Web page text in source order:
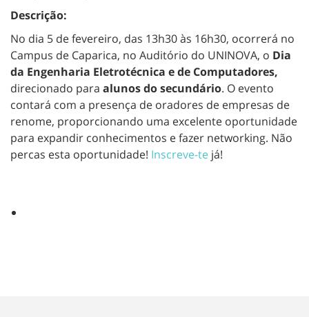
Descrição:
No dia 5 de fevereiro, das 13h30 às 16h30, ocorrerá no
Campus de Caparica, no Auditório do UNINOVA, o Dia
da Engenharia Eletrotécnica e de Computadores,
direcionado para alunos do secundário. O evento
contará com a presença de oradores de empresas de
renome, proporcionando uma excelente oportunidade
para expandir conhecimentos e fazer networking. Não
percas esta oportunidade! Inscreve-te já!